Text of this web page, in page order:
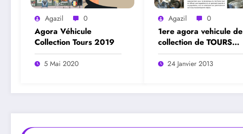
Agazil 0
Agora Véhicule
Collection Tours 2019
5 Mai 2020
Agazil 0
1ere agora vehicule de
collection de TOURS
présentation
24 Janvier 2013